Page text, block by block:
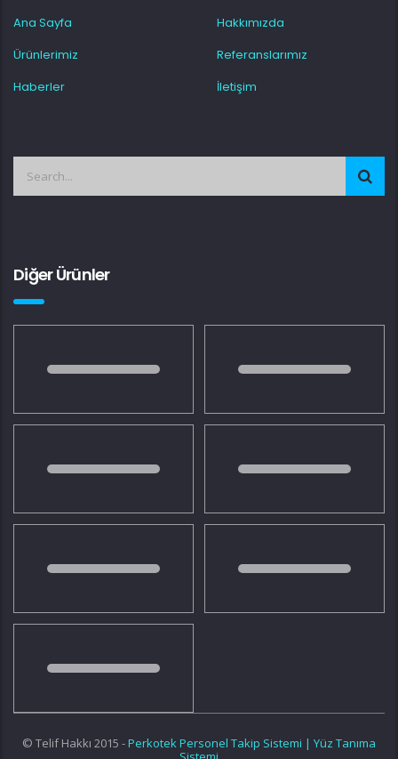
Ana Sayfa
Hakkımızda
Ürünlerimiz
Referanslarımız
Haberler
İletişim
Diğer Ürünler
© Telif Hakkı 2015 -Perkotek Personel Takip Sistemi | Yüz Tanıma